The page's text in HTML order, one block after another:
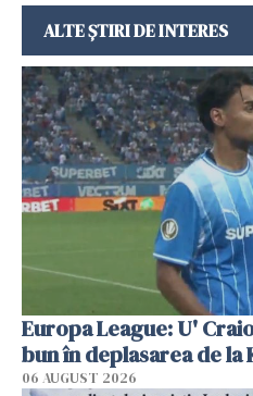
ALTE ȘTIRI DE INTERES
Europa League: U'
bun în deplasarea de la
06 AUGUST 2026